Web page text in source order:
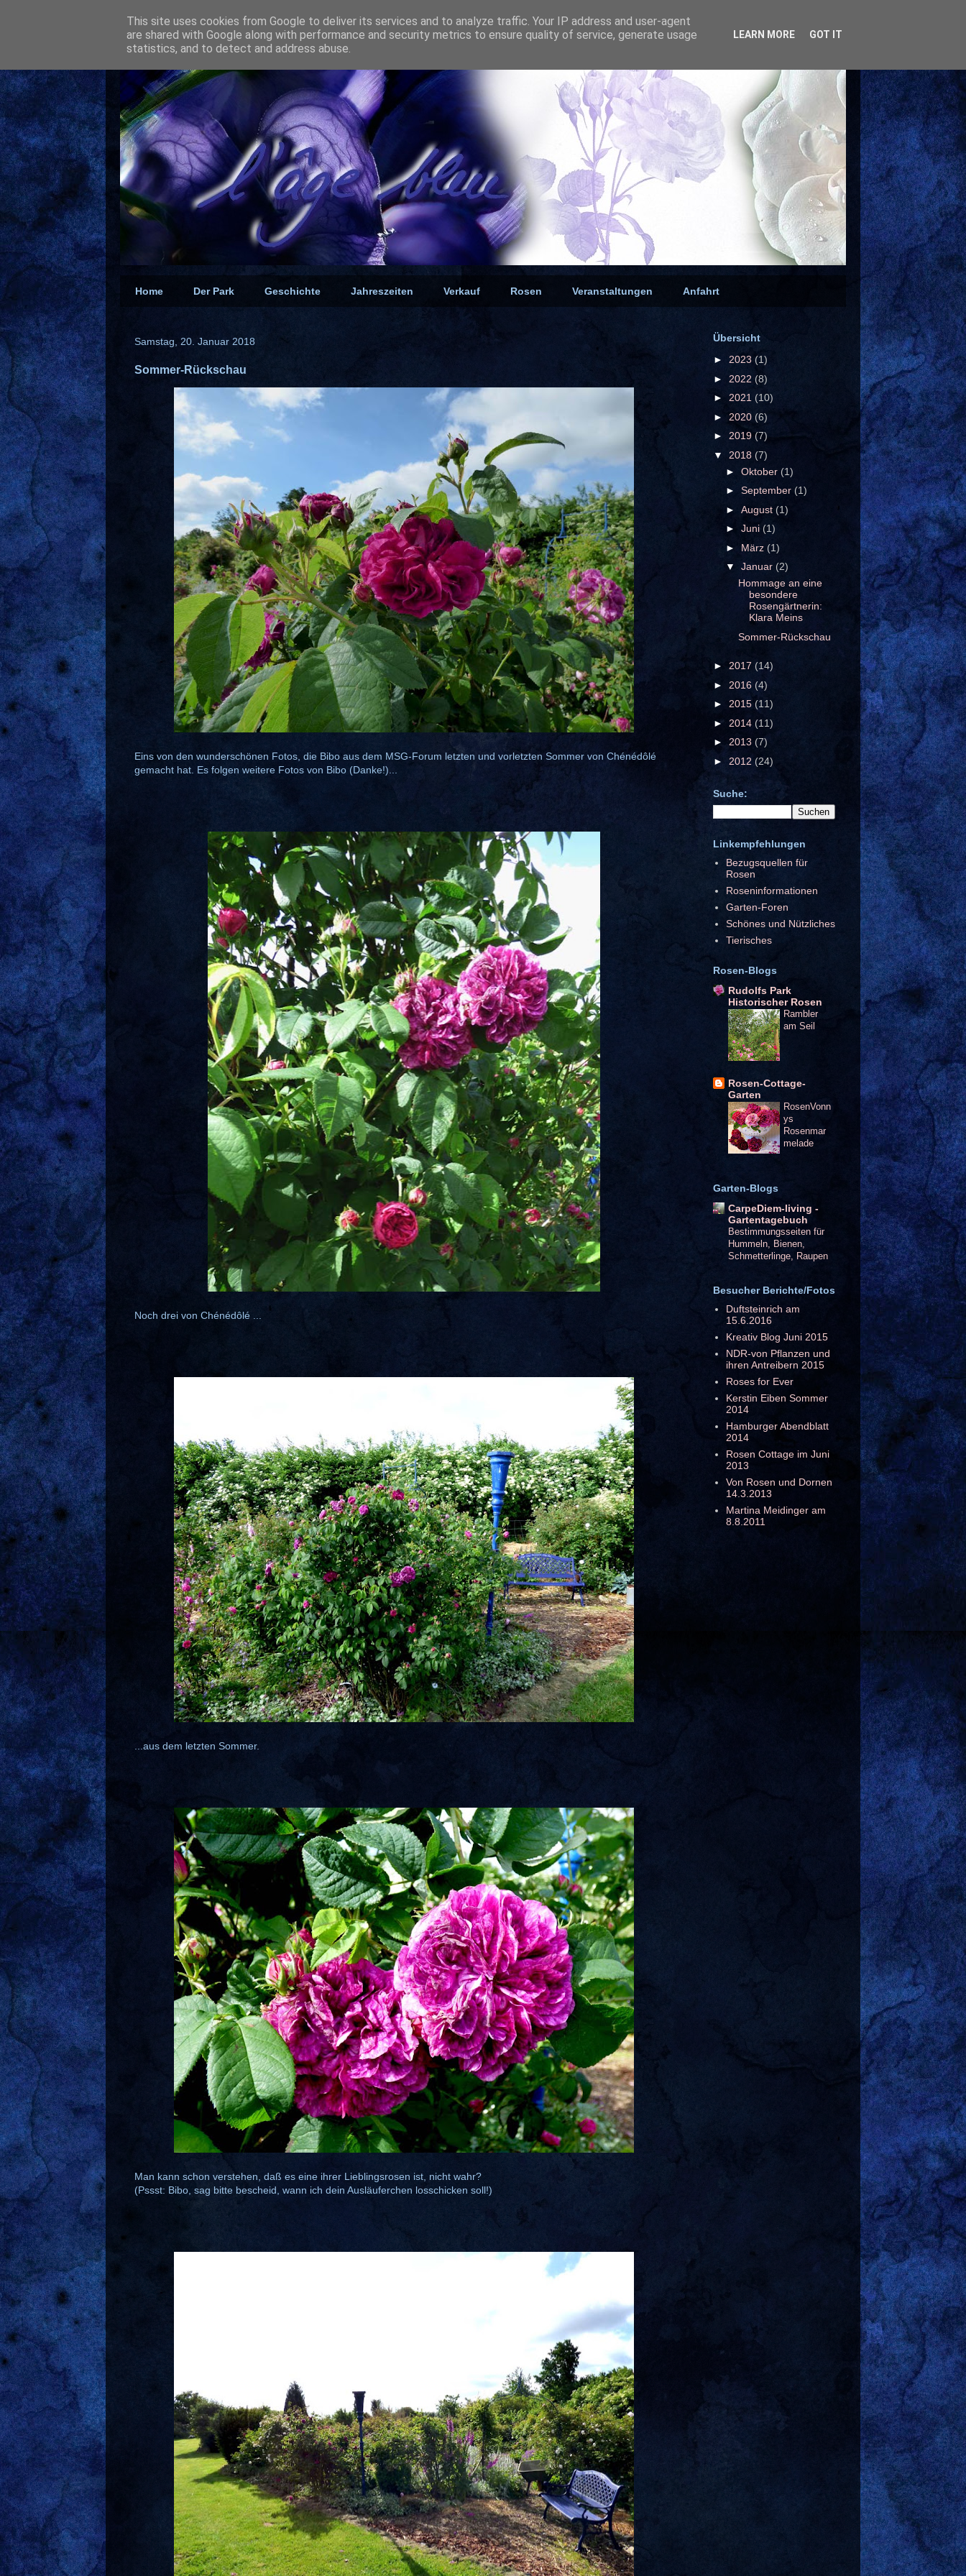
Home Der Park Geschichte Jahreszeiten Verkauf Rosen Veranstaltungen Anfahrt
Samstag, 20. Januar 2018
Sommer-Rückschau
Eins von den wunderschönen Fotos, die Bibo aus dem MSG-Forum letzten und vorletzten Sommer von Chénédôlé
gemacht hat. Es folgen weitere Fotos von Bibo (Danke!)...
Noch drei von Chénédôlé ...
...aus dem letzten Sommer.
Man kann schon verstehen, daß es eine ihrer Lieblingsrosen ist, nicht wahr?
(Pssst: Bibo, sag bitte bescheid, wann ich dein Ausläuferchen losschicken soll!)
Übersicht
► 2023 (1)
► 2022 (8)
► 2021 (10)
► 2020 (6)
► 2019 (7)
▼ 2018 (7)
► Oktober (1)
► September (1)
► August (1)
► Juni (1)
► März (1)
▼ Januar (2)
Hommage an eine
besondere
Rosengärtnerin:
Klara Meins
Sommer-Rückschau
► 2017 (14)
► 2016 (4)
► 2015 (11)
► 2014 (11)
► 2013 (7)
► 2012 (24)
Suche:
Linkempfehlungen
Bezugsquellen für
Rosen
Roseninformationen
Garten-Foren
Schönes und Nützliches
Tierisches
Rosen-Blogs
Rudolfs Park
Historischer Rosen
Rambler
am Seil
Rosen-Cottage-
Garten
RosenVonn
ys
Rosenmar
melade
Garten-Blogs
CarpeDiem-living -
Gartentagebuch
Bestimmungsseiten für
Hummeln, Bienen,
Schmetterlinge, Raupen
Besucher Berichte/Fotos
Duftsteinrich am
15.6.2016
Kreativ Blog Juni 2015
NDR-von Pflanzen und
ihren Antreibern 2015
Roses for Ever
Kerstin Eiben Sommer
2014
Hamburger Abendblatt
2014
Rosen Cottage im Juni
2013
Von Rosen und Dornen
14.3.2013
Martina Meidinger am
8.8.2011
This site uses cookies from Google to deliver its services and to analyze traffic. Your IP address and user-agent
are shared with Google along with performance and security metrics to ensure quality of service, generate usage
statistics, and to detect and address abuse.
LEARN MORE GOT IT